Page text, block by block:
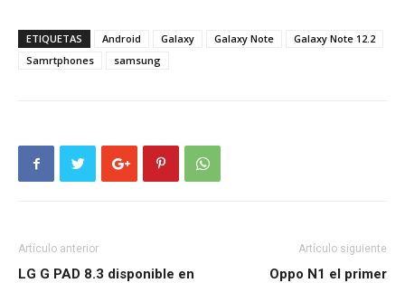
ETIQUETAS Android Galaxy Galaxy Note
Galaxy Note 12.2
Samrtphones
samsung
Artículo anterior
LG G PAD 8.3 disponible en
Artículo siguiente
Oppo N1 el primer